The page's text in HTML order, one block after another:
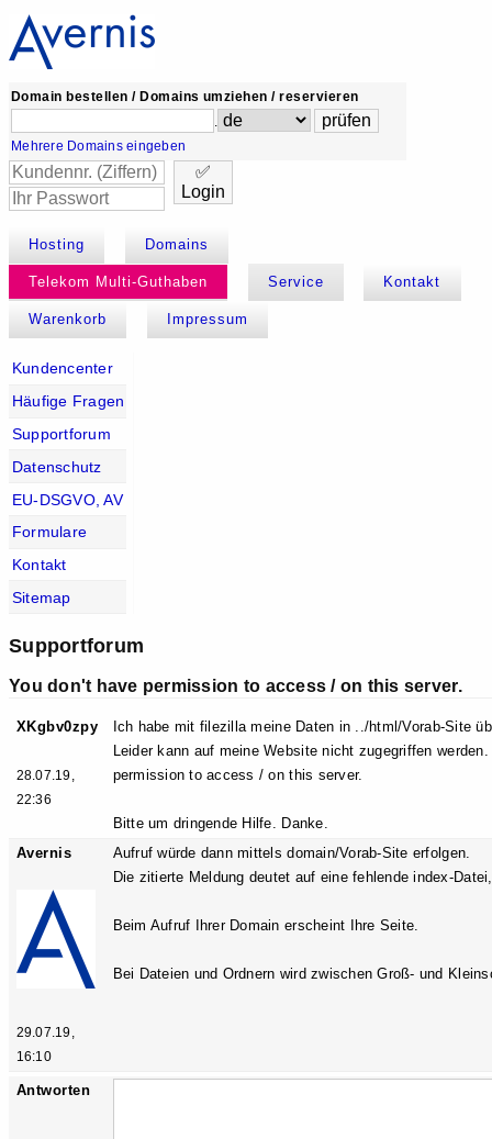
Domain bestellen / Domains umziehen / reservieren
.
Mehrere Domains eingeben
✅
Login
Hosting Domains
Telekom Multi-Guthaben Service Kontakt
Warenkorb Impressum
Kundencenter
Häufige Fragen
Supportforum
Datenschutz
EU-DSGVO, AV
Formulare
Kontakt
Sitemap
Supportforum
You don't have permission to access / on this server.
XKgbv0zpy
28.07.19,
22:36
Ich habe mit filezilla meine Daten in ../html/Vorab-Site
Leider kann auf meine Website nicht zugegriffen
permission to access / on this server.
Bitte um dringende Hilfe. Danke.
Avernis
29.07.19,
16:10
Aufruf würde dann mittels domain/Vorab-Site erfolgen.
Die zitierte Meldung deutet auf eine fehlende index-
Beim Aufruf Ihrer Domain erscheint Ihre Seite.
Bei Dateien und Ordnern wird zwischen Groß- und
Antworten